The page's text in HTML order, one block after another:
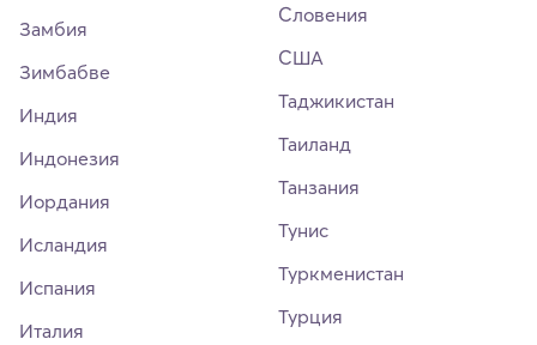
Замбия
Зимбабве
Индия
Индонезия
Иордания
Исландия
Испания
Италия
Словения
США
Таджикистан
Таиланд
Танзания
Тунис
Туркменистан
Турция